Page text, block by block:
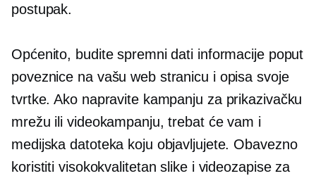
postupak.
Općenito, budite spremni dati informacije poput
poveznice na vašu web stranicu i opisa svoje
tvrtke. Ako napravite kampanju za prikazivačku
mrežu ili videokampanju, trebat će vam i
medijska datoteka koju objavljujete. Obavezno
koristitivisokokvalitetan slike i videozapise za